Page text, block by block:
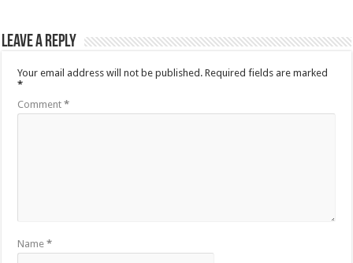
Leave a Reply
Your email address will not be published. Required fields are marked
*
Comment*
Name*